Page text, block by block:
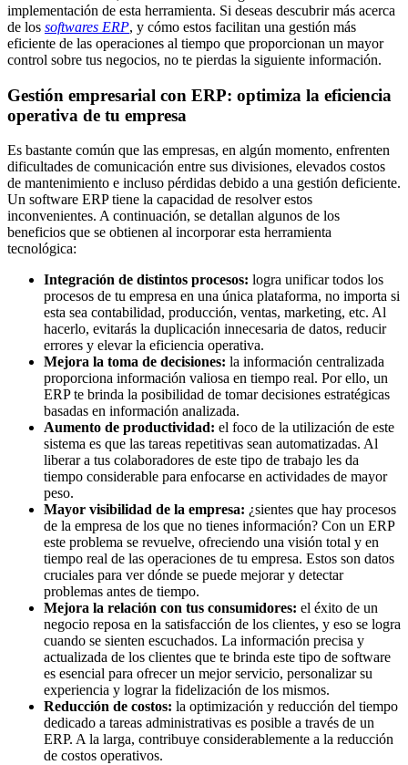
implementación de esta herramienta. Si deseas descubrir más acerca
de los softwares ERP, y cómo estos facilitan una gestión más
eficiente de las operaciones al tiempo que proporcionan un mayor
control sobre tus negocios, no te pierdas la siguiente información.
Gestión empresarial con ERP: optimiza la eficiencia
operativa de tu empresa
Es bastante común que las empresas, en algún momento, enfrenten
dificultades de comunicación entre sus divisiones, elevados costos
de mantenimiento e incluso pérdidas debido a una gestión deficiente.
Un software ERP tiene la capacidad de resolver estos
inconvenientes. A continuación, se detallan algunos de los
beneficios que se obtienen al incorporar esta herramienta
tecnológica:
Integración de distintos procesos: logra unificar todos los
procesos de tu empresa en una única plataforma, no importa si
esta sea contabilidad, producción, ventas, marketing, etc. Al
hacerlo, evitarás la duplicación innecesaria de datos, reducir
errores y elevar la eficiencia operativa.
Mejora la toma de decisiones: la información centralizada
proporciona información valiosa en tiempo real. Por ello, un
ERP te brinda la posibilidad de tomar decisiones estratégicas
basadas en información analizada.
Aumento de productividad: el foco de la utilización de este
sistema es que las tareas repetitivas sean automatizadas. Al
liberar a tus colaboradores de este tipo de trabajo les da
tiempo considerable para enfocarse en actividades de mayor
peso.
Mayor visibilidad de la empresa: ¿sientes que hay procesos
de la empresa de los que no tienes información? Con un ERP
este problema se revuelve, ofreciendo una visión total y en
tiempo real de las operaciones de tu empresa. Estos son datos
cruciales para ver dónde se puede mejorar y detectar
problemas antes de tiempo.
Mejora la relación con tus consumidores: el éxito de un
negocio reposa en la satisfacción de los clientes, y eso se logra
cuando se sienten escuchados. La información precisa y
actualizada de los clientes que te brinda este tipo de software
es esencial para ofrecer un mejor servicio, personalizar su
experiencia y lograr la fidelización de los mismos.
Reducción de costos: la optimización y reducción del tiempo
dedicado a tareas administrativas es posible a través de un
ERP. A la larga, contribuye considerablemente a la reducción
de costos operativos.